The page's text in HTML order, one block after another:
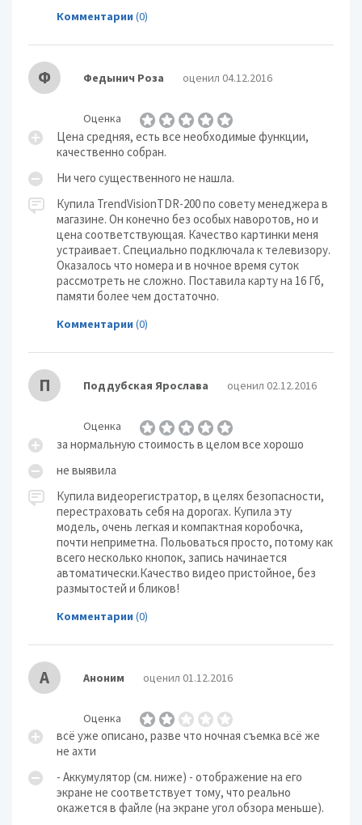
Комментарии (0)
Ф Федынич Роза оценил 04.12.2016
Оценка
Цена средняя, есть все необходимые функции,
качественно собран.
Ни чего существенного не нашла.
Купила TrendVisionTDR-200 по совету менеджера в
магазине. Он конечно без особых наворотов, но и
цена соответствующая. Качество картинки меня
устраивает. Специально подключала к телевизору.
Оказалось что номера и в ночное время суток
рассмотреть не сложно. Поставила карту на 16 Гб,
памяти более чем достаточно.
Комментарии (0)
П Поддубская Ярослава оценил 02.12.2016
Оценка
за нормальную стоимость в целом все хорошо
не выявила
Купила видеорегистратор, в целях безопасности,
перестраховать себя на дорогах. Купила эту
модель, очень легкая и компактная коробочка,
почти неприметна. Польоваться просто, потому как
всего несколько кнопок, запись начинается
автоматически.Качество видео пристойное, без
размытостей и бликов!
Комментарии (0)
А Аноним оценил 01.12.2016
Оценка
всё уже описано, разве что ночная съемка всё же
не ахти
- Аккумулятор (см. ниже) - отображение на его
экране не соответствует тому, что реально
окажется в файле (на экране угол обзора меньше).